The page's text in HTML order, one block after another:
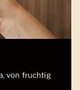
von fruchtig